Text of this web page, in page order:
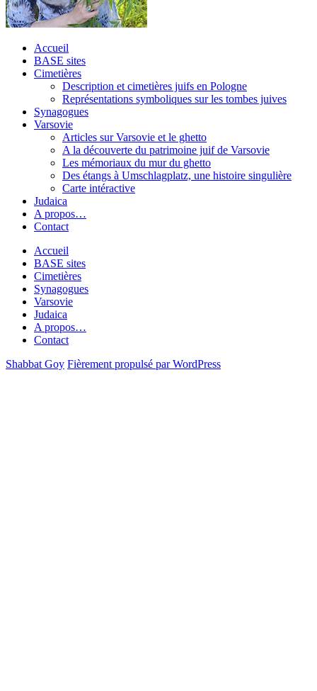
Accueil
BASE sites
Cimetières
Description et cimetières juifs en Pologne
Représentations symboliques sur les tombes juives
Synagogues
Varsovie
Articles sur Varsovie et le ghetto
A la découverte du patrimoine juif de Varsovie
Les mémoriaux du mur du ghetto
Des étangs à Umschlagplatz, une histoire singulière
Carte intéractive
Judaica
A propos…
Contact
Accueil
BASE sites
Cimetières
Synagogues
Varsovie
Judaica
A propos…
Contact
Shabbat Goy Fièrement propulsé par WordPress